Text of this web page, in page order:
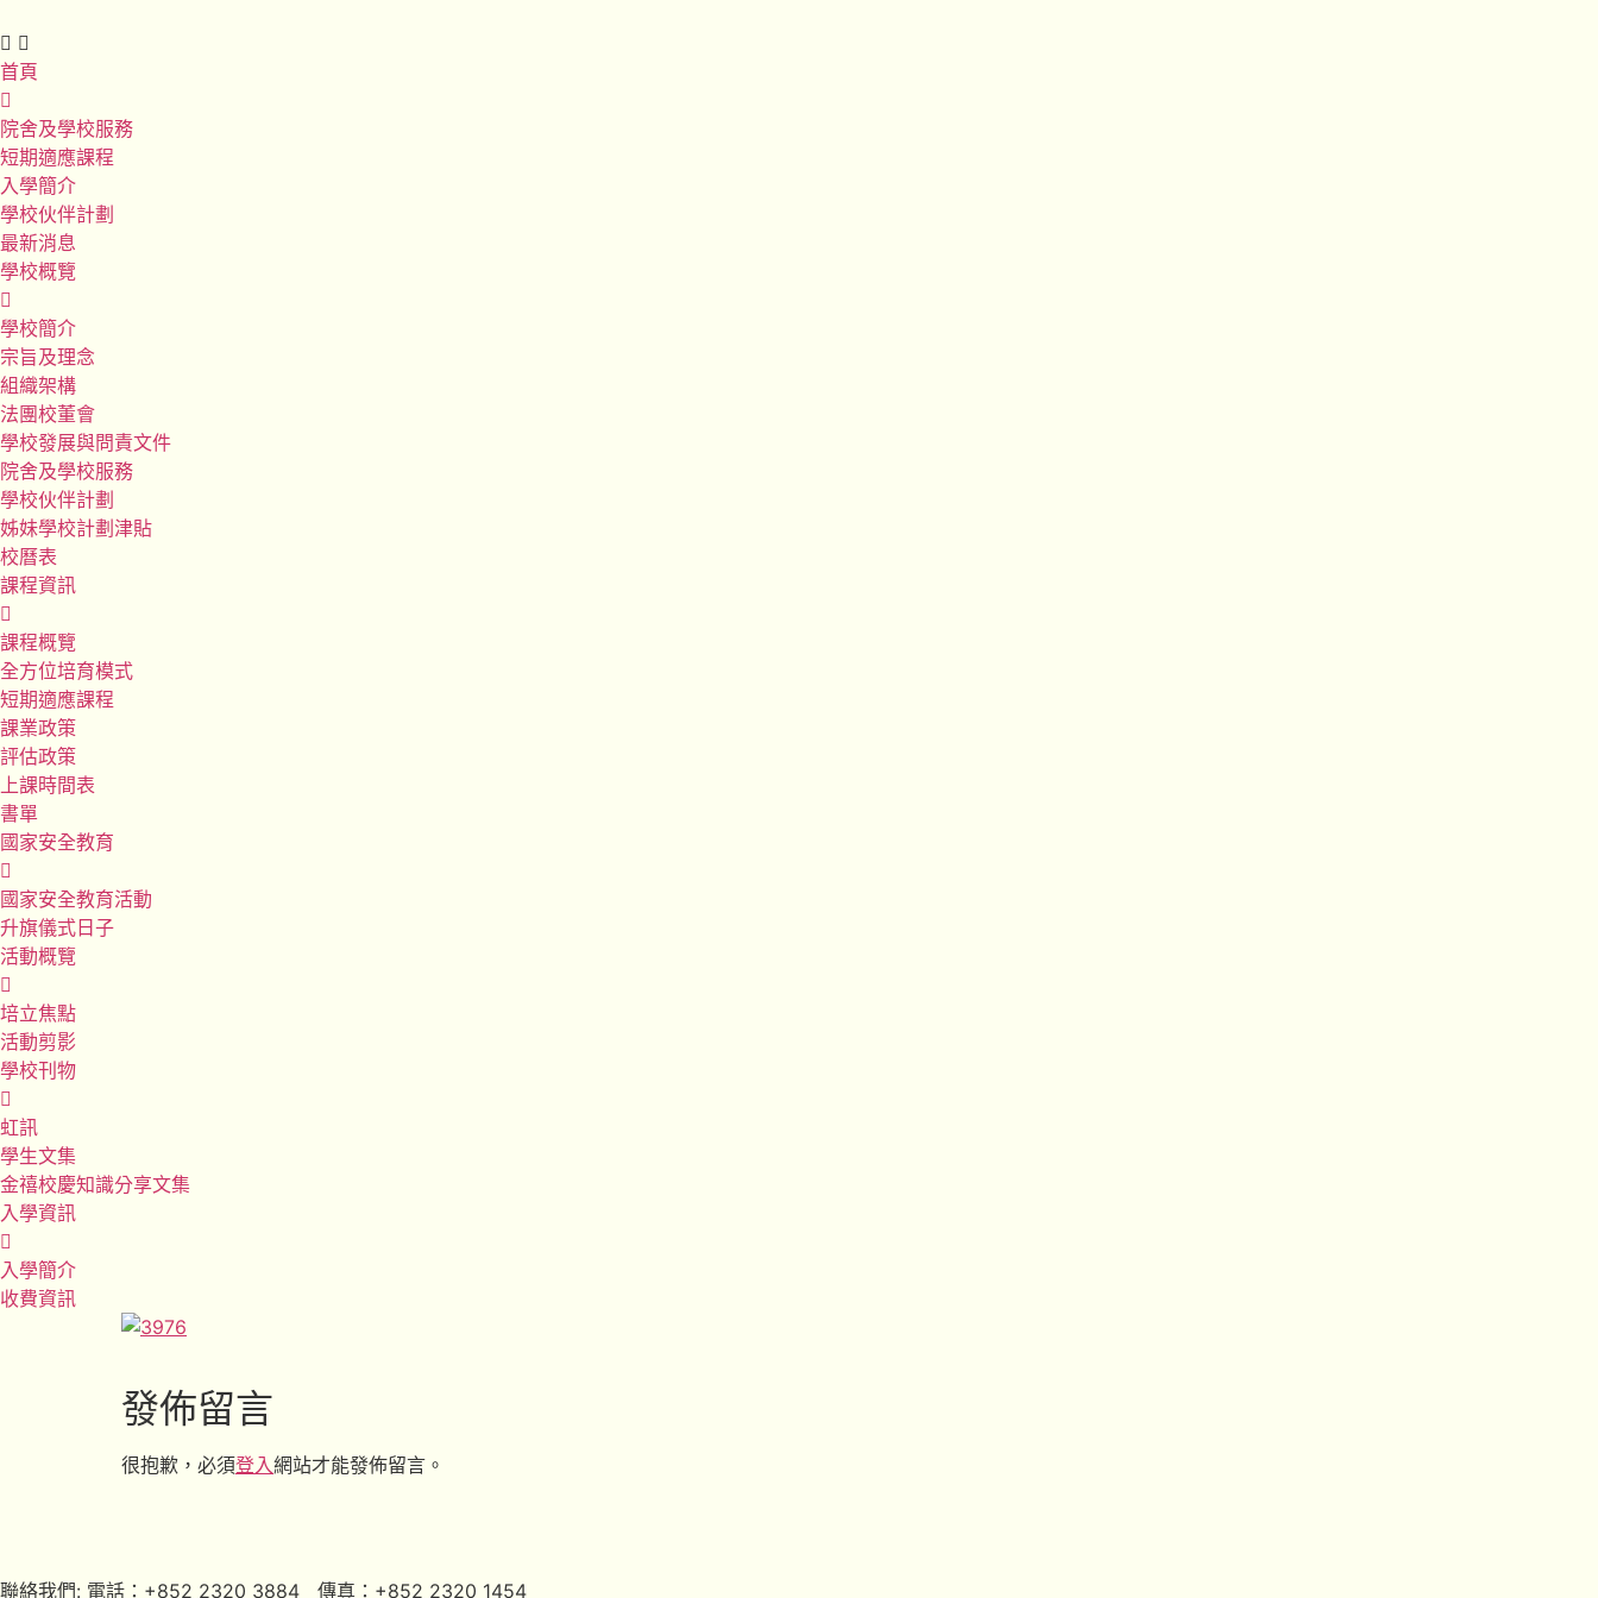
首頁
院舍及學校服務
短期適應課程
入學簡介
學校伙伴計劃
最新消息
學校概覽
學校簡介
宗旨及理念
組織架構
法團校董會
學校發展與問責文件
院舍及學校服務
學校伙伴計劃
姊妹學校計劃津貼
校曆表
課程資訊
課程概覽
全方位培育模式
短期適應課程
課業政策
評估政策
上課時間表
書單
國家安全教育
國家安全教育活動
升旗儀式日子
活動概覽
培立焦點
活動剪影
學校刊物
虹訊
學生文集
金禧校慶知識分享文集
入學資訊
入學簡介
收費資訊
發佈留言
很抱歉，必須登入網站才能發佈留言。
聯絡我們: 電話：+852 2320 3884 傳真：+852 2320 1454